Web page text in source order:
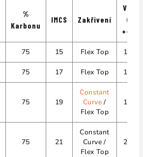
%
Karbonu
IMCS Zakřivení
Váha
(g)
+-3%
75 15 Flex Top 1400
75 17 Flex Top 1500
75 19
Constant
Curve /
Flex Top
1800
75 21
Constant
Curve /
Flex Top
2100